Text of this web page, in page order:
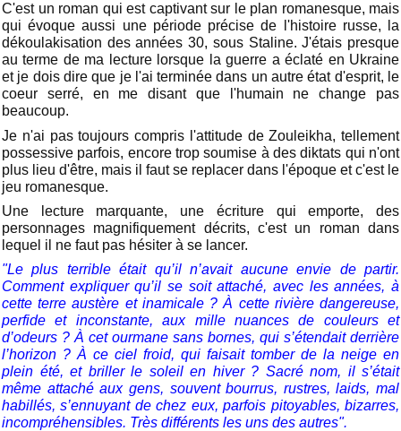
C'est un roman qui est captivant sur le plan romanesque, mais
qui évoque aussi une période précise de l'histoire russe, la
dékoulakisation des années 30, sous Staline. J'étais presque
au terme de ma lecture lorsque la guerre a éclaté en Ukraine
et je dois dire que je l'ai terminée dans un autre état d'esprit, le
coeur serré, en me disant que l'humain ne change pas
beaucoup.
Je n'ai pas toujours compris l'attitude de Zouleikha, tellement
possessive parfois, encore trop soumise à des diktats qui n'ont
plus lieu d'être, mais il faut se replacer dans l'époque et c'est le
jeu romanesque.
Une lecture marquante, une écriture qui emporte, des
personnages magnifiquement décrits, c'est un roman dans
lequel il ne faut pas hésiter à se lancer.
"Le plus terrible était qu’il n’avait aucune envie de partir.
Comment expliquer qu’il se soit attaché, avec les années, à
cette terre austère et inamicale ? À cette rivière dangereuse,
perfide et inconstante, aux mille nuances de couleurs et
d’odeurs ? À cet ourmane sans bornes, qui s’étendait derrière
l’horizon ? À ce ciel froid, qui faisait tomber de la neige en
plein été, et briller le soleil en hiver ? Sacré nom, il s’était
même attaché aux gens, souvent bourrus, rustres, laids, mal
habillés, s’ennuyant de chez eux, parfois pitoyables, bizarres,
incompréhensibles. Très différents les uns des autres".